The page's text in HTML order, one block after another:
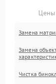
Цены
Замена
Замена
Чистка